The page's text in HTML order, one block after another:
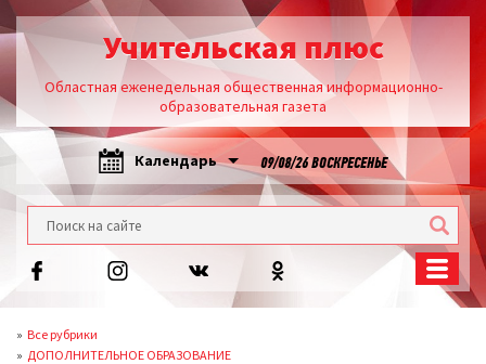
Учительская плюс
Областная еженедельная общественная информационно-
образовательная газета
Календарь 09/08/26 ВОСКРЕСЕНЬЕ
Все рубрики
ДОПОЛНИТЕЛЬНОЕ ОБРАЗОВАНИЕ